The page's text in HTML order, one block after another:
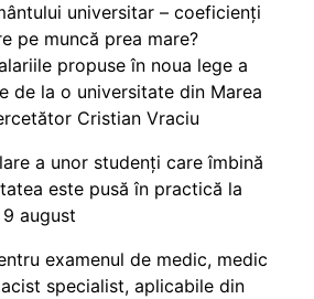
universitar – coeficienți
pe muncă prea mare?
propuse în noua lege a
de la o universitate din Marea
Cristian Vraciu
a unor studenți care îmbină
este pusă în practică la
august
examenul de medic, medic
specialist, aplicabile din